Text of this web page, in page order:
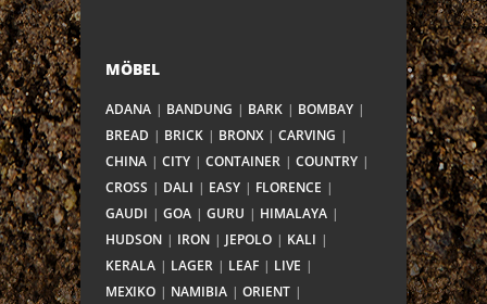
MÖBEL
ADANA BANDUNG BARK
BOMBAY
BREAD
BRICK BRONX
CARVING
CHINA
CITY CONTAINER
COUNTRY
CROSS
DALI EASY
FLORENCE
GAUDI
GOA GURU
HIMALAYA
HUDSON
IRON JEPOLO
KALI
KERALA
LAGER LEAF
LIVE
MEXIKO
NAMIBIA
ORIENT